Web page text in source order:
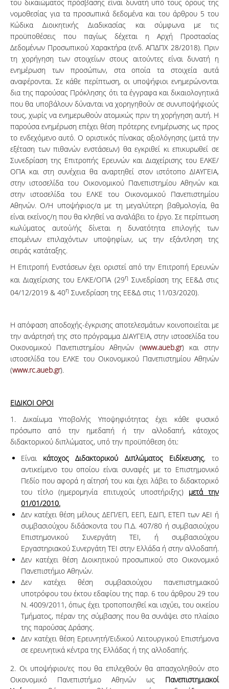
του δικαιώματος πρόσβασης είναι δυνατή υπό τους όρους της
νομοθεσίας για τα προσωπικά δεδομένα και του άρθρου 5 του
Κώδικα Διοικητικής Διαδικασίας και σύμφωνα με τις
προϋποθέσεις που παγίως δέχεται η Αρχή Προστασίας
Δεδομένων Προσωπικού Χαρακτήρα (ενδ. ΑΠΔΠΧ 28/2018). Πριν
τη χορήγηση των στοιχείων στους αιτούντες είναι δυνατή η
ενημέρωση των προσώπων, στα οποία τα στοιχεία αυτά
αναφέρονται. Σε κάθε περίπτωση, οι υποψήφιοι ενημερώνονται
δια της παρούσας Πρόκλησης ότι τα έγγραφα και δικαιολογητικά
που θα υποβάλουν δύνανται να χορηγηθούν σε συνυποψήφιούς
τους, χωρίς να ενημερωθούν ατομικώς πριν τη χορήγηση αυτή. Η
παρούσα ενημέρωση επέχει θέση πρότερης ενημέρωσης ως προς
το ενδεχόμενο αυτό. Ο οριστικός πίνακας αξιολόγησης (μετά την
εξέταση των πιθανών ενστάσεων) θα εγκριθεί κι επικυρωθεί σε
Συνεδρίαση της Επιτροπής Ερευνών και Διαχείρισης του ΕΛΚΕ/
ΟΠΑ και στη συνέχεια θα αναρτηθεί στον ιστότοπο ΔΙΑΥΓΕΙΑ,
στην ιστοσελίδα του Οικονομικού Πανεπιστημίου Αθηνών και
στην ιστοσελίδα του ΕΛΚΕ του Οικονομικού Πανεπιστημίου
Αθηνών. Ο/Η υποψήφιος/α με τη μεγαλύτερη βαθμολογία, θα
είναι εκείνος/η που θα κληθεί να αναλάβει το έργο. Σε περίπτωση
κωλύματος αυτού/ής δίνεται η δυνατότητα επιλογής των
επομένων επιλαχόντων υποψηφίων, ως την εξάντληση της
σειράς κατάταξης.
Η Επιτροπή Ενστάσεων έχει οριστεί από την Επιτροπή Ερευνών
και Διαχείρισης του ΕΛΚΕ/ΟΠΑ (29η Συνεδρίαση της ΕΕ&Δ στις
04/12/2019 & 40η Συνεδρίαση της ΕΕ&Δ στις 11/03/2020).
Η απόφαση αποδοχής-έγκρισης αποτελεσμάτων κοινοποιείται με
την ανάρτησή της στο πρόγραμμα ΔΙΑΥΓΕΙΑ, στην ιστοσελίδα του
Οικονομικού Πανεπιστημίου Αθηνών (www.aueb.gr) και στην
ιστοσελίδα του ΕΛΚΕ του Οικονομικού Πανεπιστημίου Αθηνών
(www.rc.aueb.gr).
ΕΙΔΙΚΟΙ ΟΡΟΙ
1. Δικαίωμα Υποβολής Υποψηφιότητας έχει κάθε φυσικό
πρόσωπο από την ημεδαπή ή την αλλοδαπή, κάτοχος
διδακτορικού διπλώματος, υπό την προϋπόθεση ότι:
Είναι κάτοχος Διδακτορικού Διπλώματος Ειδίκευσης, το
αντικείμενο του οποίου είναι συναφές με το Επιστημονικό
Πεδίο που αφορά η αίτησή του και έχει λάβει το διδακτορικό
του τίτλο (ημερομηνία επιτυχούς υποστήριξης) μετά την
01/01/2010.
Δεν κατέχει θέση μέλους ΔΕΠ/ΕΠ, ΕΕΠ, ΕΔΙΠ, ΕΤΕΠ των ΑΕΙ ή
συμβασιούχου διδάσκοντα του Π.Δ. 407/80 ή συμβασιούχου
Επιστημονικού Συνεργάτη ΤΕΙ, ή συμβασιούχου
Εργαστηριακού Συνεργάτη ΤΕΙ στην Ελλάδα ή στην αλλοδαπή.
Δεν κατέχει θέση Διοικητικού προσωπικού στο Οικονομικό
Πανεπιστήμιο Αθηνών.
Δεν κατέχει θέση συμβασιούχου πανεπιστημιακού
υποτρόφου του έκτου εδαφίου της παρ. 6 του άρθρου 29 του
Ν. 4009/2011, όπως έχει τροποποιηθεί και ισχύει, του οικείου
Τμήματος, πέραν της σύμβασης που θα συνάψει στο πλαίσιο
της παρούσας Δράσης.
Δεν κατέχει θέση Ερευνητή/Ειδικού Λειτουργικού Επιστήμονα
σε ερευνητικά κέντρα της Ελλάδας ή της αλλοδαπής.
2. Οι υποψήφιοι/ες που θα επιλεχθούν θα απασχοληθούν στο
Οικονομικό Πανεπιστήμιο Αθηνών ως Πανεπιστημιακοί